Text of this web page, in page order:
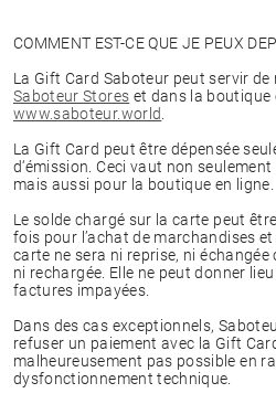
COMMENT EST-CE QUE JE PEUX
La Gift Card Saboteur peut servir
Saboteur Stores et dans la boutique
www.saboteur.world
La Gift Card peut être dépensée
d‘émission. Ceci vaut non
mais aussi pour la boutique en ligne.
Le solde chargé sur la carte peut
fois pour l’achat de marchandises
carte ne sera ni reprise, ni
ni rechargée. Elle ne peut donner
factures impayées.
Dans des cas exceptionnels,
refuser un paiement avec la Gift
malheureusement pas possible en
dysfonctionnement technique.